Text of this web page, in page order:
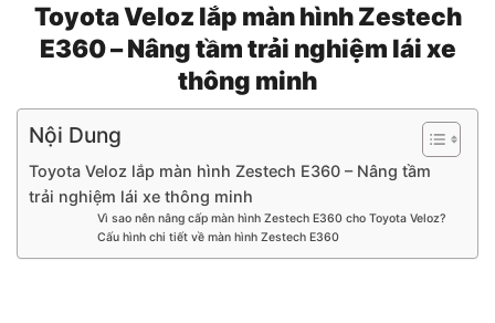
Toyota Veloz lắp màn hình Zestech
E360 – Nâng tầm trải nghiệm lái xe
thông minh
Nội Dung
Toyota Veloz lắp màn hình Zestech E360 – Nâng tầm
trải nghiệm lái xe thông minh
Vì sao nên nâng cấp màn hình Zestech E360 cho Toyota Veloz?
Cấu hình chi tiết về màn hình Zestech E360